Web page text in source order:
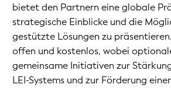
bietet den Partnern eine globale
strategische Einblicke und die
gestützte Lösungen zu
offen und kostenlos, wobei
gemeinsame Initiativen zur
LEI-Systems und zur Förderung einer